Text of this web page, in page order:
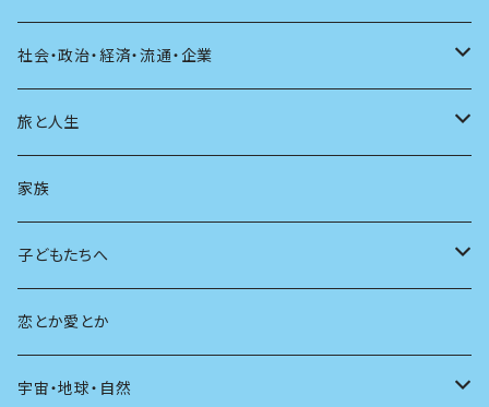
建築
スポーツ
AIと社会
広告
その他
アニメ
日本の芸能
童話
その他
人間関係
健康
育児
日常生活
学ぶ楽しみ
仕事のヒント
社会・政治・経済・流通・企業
過去
現在
未来
旅と人生
旅
人生
家族
子どもたちへ
教育
友達
恋とか愛とか
宇宙・地球・自然